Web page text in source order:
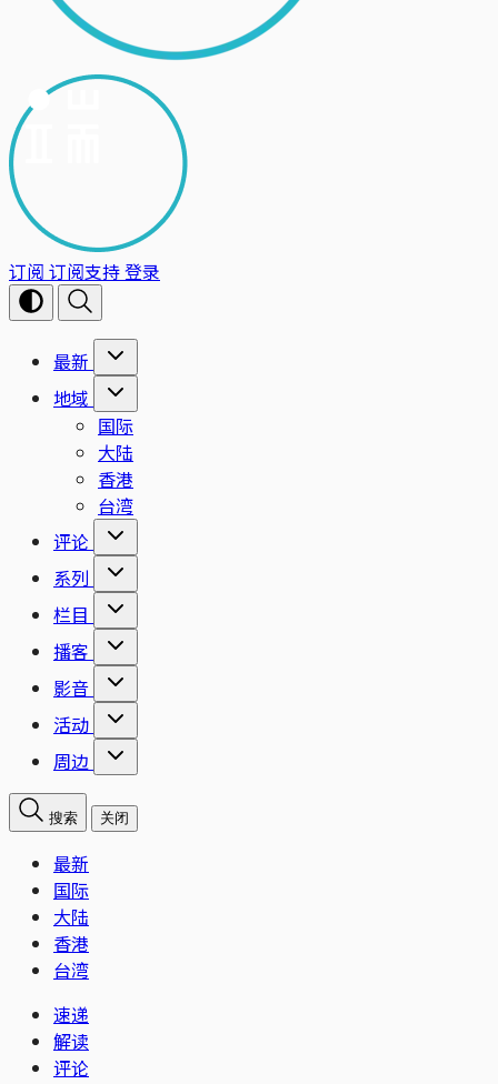
订阅 订阅支持登录
最新
地域
国际
大陆
香港
台湾
评论
系列
栏目
播客
影音
活动
周边
搜索 关闭
最新
国际
大陆
香港
台湾
速递
解读
评论